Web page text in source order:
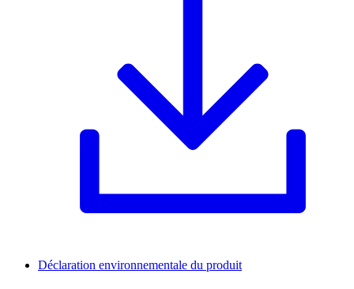
Déclaration environnementale du produit